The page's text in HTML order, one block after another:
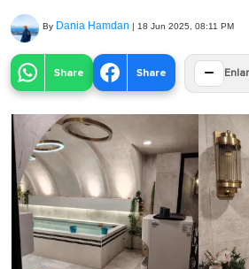
By Dania Hamdan | 18 Jun 2025, 08:11 PM
Share Share −